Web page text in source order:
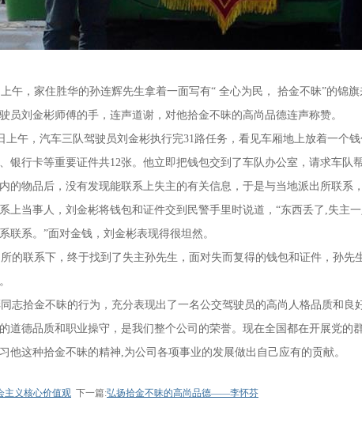
午，家住胜华的孙连辉先生拿着一面写有“ 全心为民， 拾金不昧”的锦
员刘金彬师傅的手，连声道谢，对他拾金不昧的高尚品德连声称赞。
午，汽车三队驾驶员刘金彬执行完31路任务，看见车厢地上放着一个
银行卡等重要证件共12张。他立即把钱包交到了车队办公室，请求车队
的物品后，没有发现能联系上失主的有关信息，于是与当地派出所联系
上当事人，刘金彬将钱包和证件交到民警手里时说道，“东西丢了,失主
联系。”面对金钱，刘金彬表现得很坦然。
的联系下，终于找到了失主孙先生，面对失而复得的钱包和证件，孙先
志拾金不昧的行为，充分表现出了一名公交驾驶员的高尚人格品质和良
道德品质和职业操守，是我们整个公司的荣誉。现在全国都在开展党的
他这种拾金不昧的精神,为公司各项事业的发展做出自己应有的贡献。
主义核心价值观 下一篇:弘扬拾金不昧的高尚品德——李怀芬